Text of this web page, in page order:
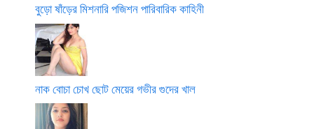
বুড়ো ষাঁড়ের মিশনারি পজিশন পারিবারিক কাহিনী
নাক বোচা চোখ ছোট মেয়ের গভীর গুদের খাল